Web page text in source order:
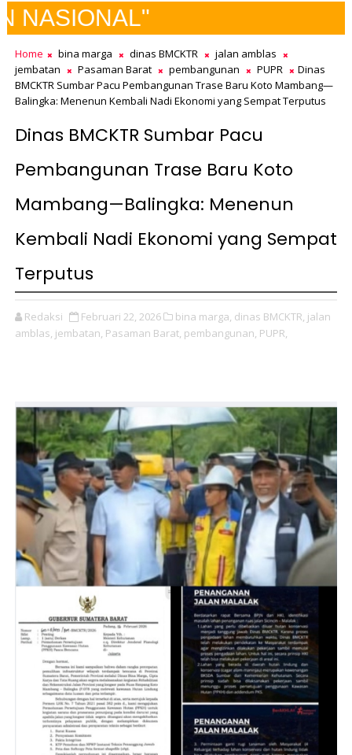
Home bina marga dinas BMCKTR
jalan amblas
jembatan
Pasaman Barat pembangunan PUPR
Dinas
BMCKTR Sumbar Pacu Pembangunan Trase Baru Koto Mambang—
Balingka: Menenun Kembali Nadi Ekonomi yang Sempat Terputus
Dinas BMCKTR Sumbar Pacu
Pembangunan Trase Baru Koto
Mambang—Balingka: Menenun
Kembali Nadi Ekonomi yang Sempat
Terputus
Redaksi Februari 22, 2026 bina marga, dinas BMCKTR, jalan
amblas, jembatan, Pasaman Barat, pembangunan, PUPR,